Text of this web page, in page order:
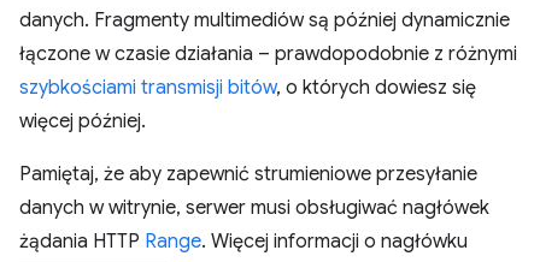
danych. Fragmenty multimediów są później dynamicznie
łączone w czasie działania – prawdopodobnie z różnymi
szybkościami transmisji bitów, o których dowiesz się
więcej później.
Pamiętaj, że aby zapewnić strumieniowe przesyłanie
danych w witrynie, serwer musi obsługiwać nagłówek
żądania HTTP Range. Więcej informacji o nagłówku